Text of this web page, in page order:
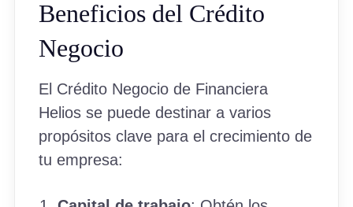
Beneficios del Crédito
Negocio
El Crédito Negocio de Financiera
Helios se puede destinar a varios
propósitos clave para el crecimiento de
tu empresa: